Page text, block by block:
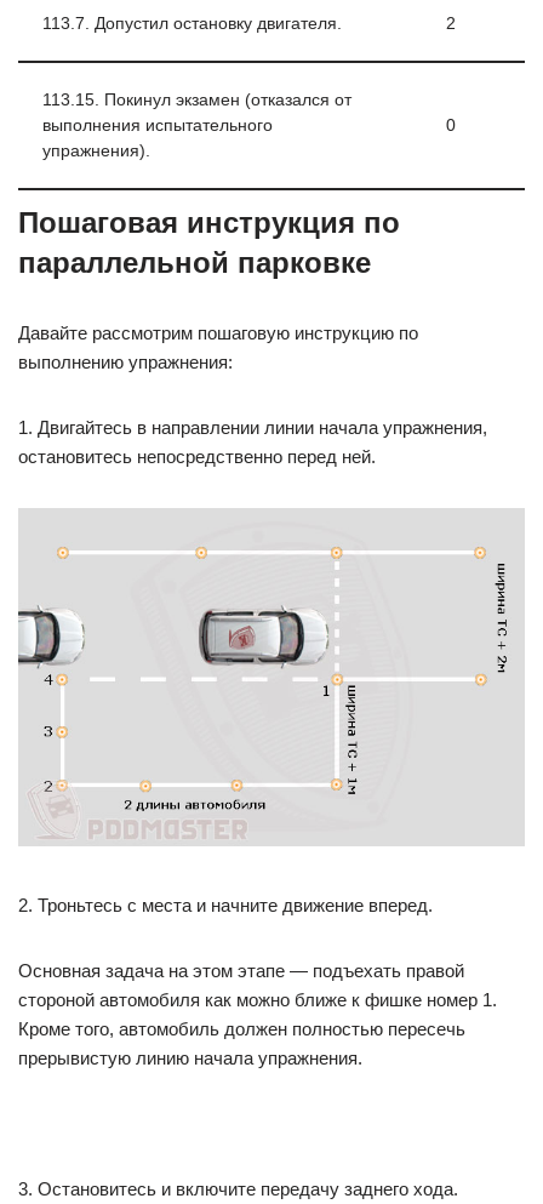
113.7. Допустил остановку двигателя. 2
113.15. Покинул экзамен (отказался от
выполнения испытательного
упражнения).
0
Пошаговая инструкция по
параллельной парковке
Давайте рассмотрим пошаговую инструкцию по
выполнению упражнения:
1. Двигайтесь в направлении линии начала упражнения,
остановитесь непосредственно перед ней.
2. Троньтесь с места и начните движение вперед.
Основная задача на этом этапе — подъехать правой
стороной автомобиля как можно ближе к фишке номер 1.
Кроме того, автомобиль должен полностью пересечь
прерывистую линию начала упражнения.
3. Остановитесь и включите передачу заднего хода.